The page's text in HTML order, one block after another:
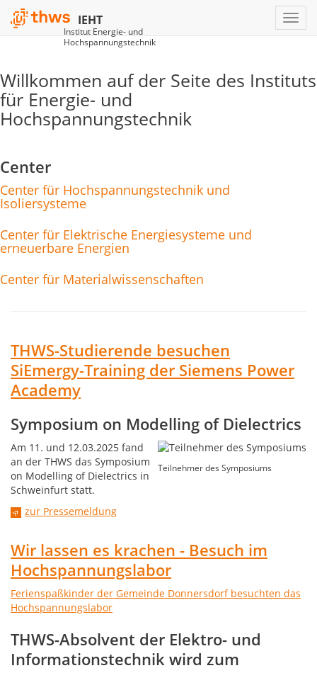
IEHT
Institut Energie- und
Hochspannungstechnik
Willkommen auf der Seite des Instituts
für Energie- und
Hochspannungstechnik
Center
Center für Hochspannungstechnik und
Isoliersysteme
Center für Elektrische Energiesysteme und
erneuerbare Energien
Center für Materialwissenschaften
THWS-Studierende besuchen
SiEmergy-Training der Siemens Power
Academy
Symposium on Modelling of Dielectrics
Teilnehmer des Symposiums
Am 11. und 12.03.2025 fand
an der THWS das Symposium
on Modelling of Dielectrics in
Schweinfurt statt.
zur Pressemeldung
Wir lassen es krachen - Besuch im
Hochspannungslabor
Ferienspaßkinder der Gemeinde Donnersdorf besuchten das
Hochspannungslabor
THWS-Absolvent der Elektro- und
Informationstechnik wird zum